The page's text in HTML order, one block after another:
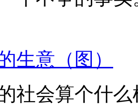
生意（图）
社会算个什